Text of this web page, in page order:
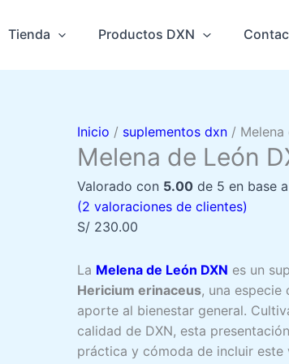
Tienda Productos DXN
Inicio / suplementos dxn / Melena
Melena de León
Valorado con 5.00 de 5 en base a
(2 valoraciones de clientes)
S/ 230.00
La Melena de León DXN es un
Hericium erinaceus, una
aporte al bienestar general.
calidad de DXN, esta
práctica y cómoda de incluir